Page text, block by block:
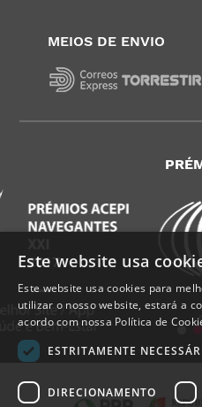
MEIOS DE ENVIO
Este website usa
Este website usa cookies para
utilizar o nosso website, estará a
acordo com nossa Política de
ESTRITAMENTE
DIRECIONAMENTO
Alguém de